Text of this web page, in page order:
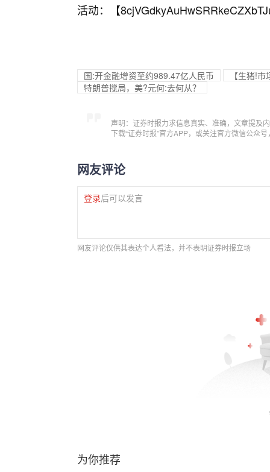
活动：【
国:开金融增资至约989.47亿人民币
【生猪!
特朗普搅局，美?元何:去何从？
声明：证券时报力求信息真实、准确，文章提及
下载“证券时报”官方APP，或关注官方微信公众
网友评论
登录后可以发言
网友评论仅供其表达个人看法，并不表明证券时报立场
为你推荐